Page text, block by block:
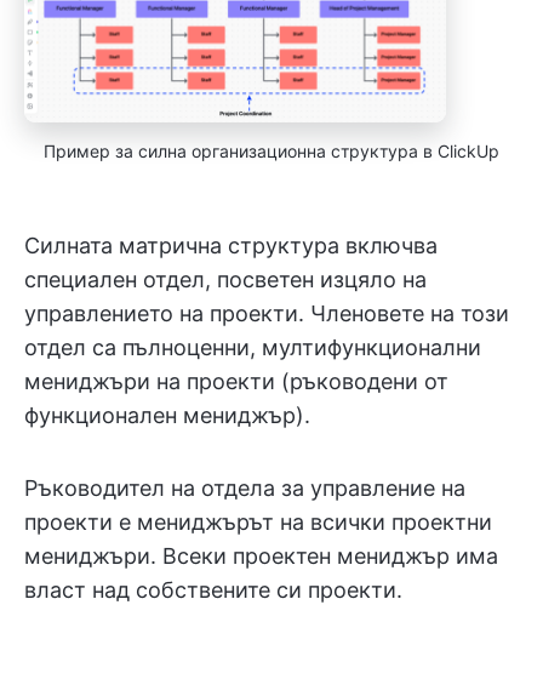
Пример за силна организационна структура в ClickUp
Силната матрична структура включва
специален отдел, посветен изцяло на
управлението на проекти. Членовете на този
отдел са пълноценни, мултифункционални
мениджъри на проекти (ръководени от
функционален мениджър).
Ръководител на отдела за управление на
проекти е мениджърът на всички проектни
мениджъри. Всеки проектен мениджър има
власт над собствените си проекти.